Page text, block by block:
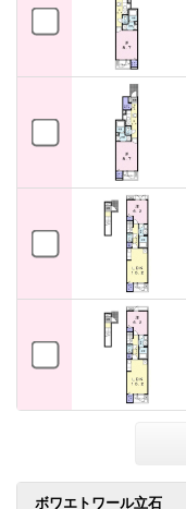
ボワエトワール立石